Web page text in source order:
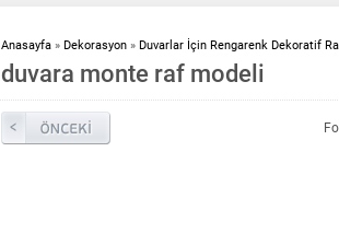
Anasayfa » Dekorasyon » Duvarlar İçin Rengarenk Dekoratif
duvara monte raf modeli